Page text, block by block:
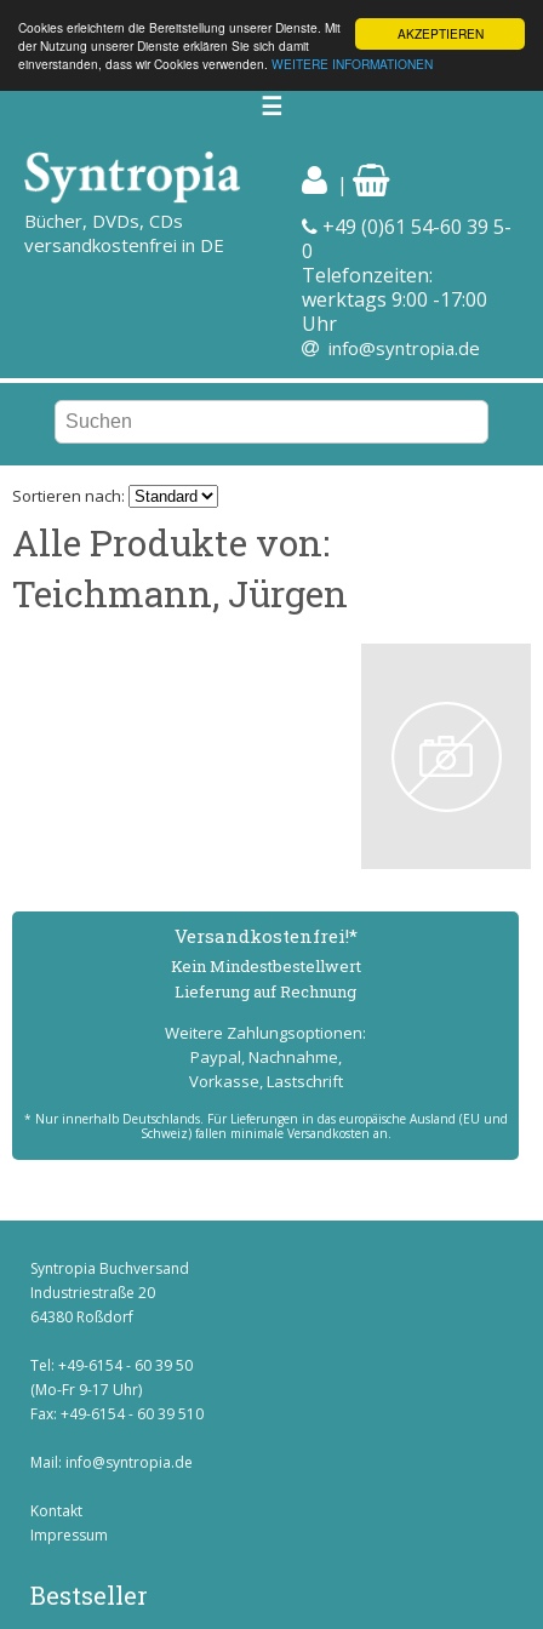
AKZEPTIEREN
Cookies erleichtern die Bereitstellung unserer Dienste. Mit
der Nutzung unserer Dienste erklären Sie sich damit
einverstanden, dass wir Cookies verwenden. WEITERE INFORMATIONEN
☰
Bücher, DVDs, CDs
versandkostenfrei in DE
|
+49 (0)61 54-60 39 5-
0
Telefonzeiten:
werktags 9:00 -17:00
Uhr
info@syntropia.de
Sortieren nach:
Alle Produkte von:
Teichmann, Jürgen
Versand­kostenfrei!*
Kein Mindest­bestell­wert
Lieferung auf Rechnung
Weitere Zahlungs­optionen:
Paypal, Nachnahme,
Vorkasse, Lastschrift
* Nur innerhalb Deutschlands. Für Lieferungen in das europäische Ausland (EU und
Schweiz) fallen minimale Versandkosten an.
Syntropia Buchversand
Industriestraße 20
64380 Roßdorf
Tel: +49-6154 - 60 39 50
(Mo-Fr 9-17 Uhr)
Fax: +49-6154 - 60 39 510
Mail: info@syntropia.de
Kontakt
Impressum
Bestseller